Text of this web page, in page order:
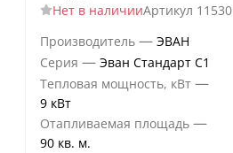
Нет в наличииАртикул 11530
Производитель — ЭВАН
Серия — Эван Стандарт С1
Тепловая мощность, кВт —
9 кВт
Отапливаемая площадь —
90 кв. м.